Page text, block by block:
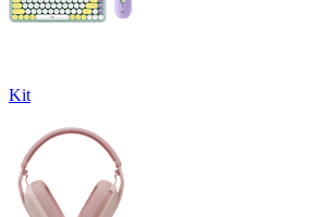
Kit